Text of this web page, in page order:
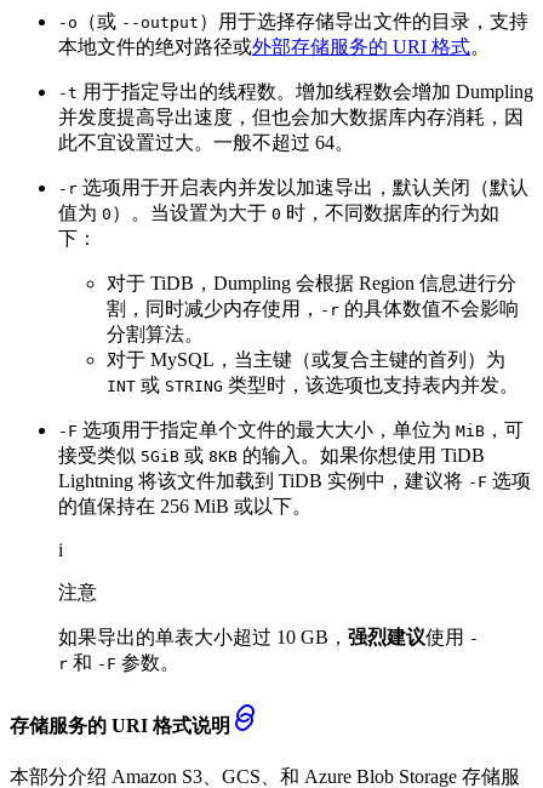
-o （或 --output ）用于选择存储导出文件的目录，支持
本地文件的绝对路径或外部存储服务的 URI 格式。
-t 用于指定导出的线程数。增加线程数会增加 Dumpling
并发度提高导出速度，但也会加大数据库内存消耗，因
此不宜设置过大。一般不超过 64。
-r 选项用于开启表内并发以加速导出，默认关闭（默认
值为 0 ）。当设置为大于 0 时，不同数据库的行为如
下：
对于 TiDB，Dumpling 会根据 Region 信息进行分
割，同时减少内存使用， -r 的具体数值不会影响
分割算法。
对于 MySQL，当主键（或复合主键的首列）为
INT 或 STRING 类型时，该选项也支持表内并发。
-F 选项用于指定单个文件的最大大小，单位为 MiB ，可
接受类似 5GiB 或 8KB 的输入。如果你想使用 TiDB
Lightning 将该文件加载到 TiDB 实例中，建议将 -F 选项
的值保持在 256 MiB 或以下。
i
注意
如果导出的单表大小超过 10 GB， 强烈建议使用 -
r 和 -F 参数。
存储服务的 URI 格式说明
本部分介绍 Amazon S3、GCS、和 Azure Blob Storage 存储服